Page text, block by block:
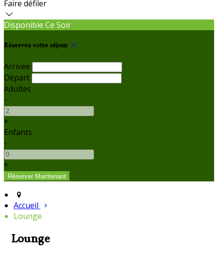
Faire défiler
Disponible Ce Soir
Réservez votre séjour
Arrivée
Départ
Adultes
-
+
Enfants
-
+
Accueil
Lounge
Lounge